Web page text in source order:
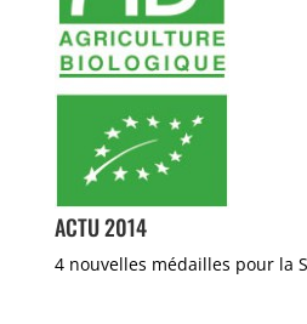
ACTU 2014
4 nouvelles médailles pour la